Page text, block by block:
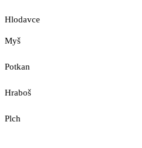
Hlodavce
Myš
Potkan
Hraboš
Plch